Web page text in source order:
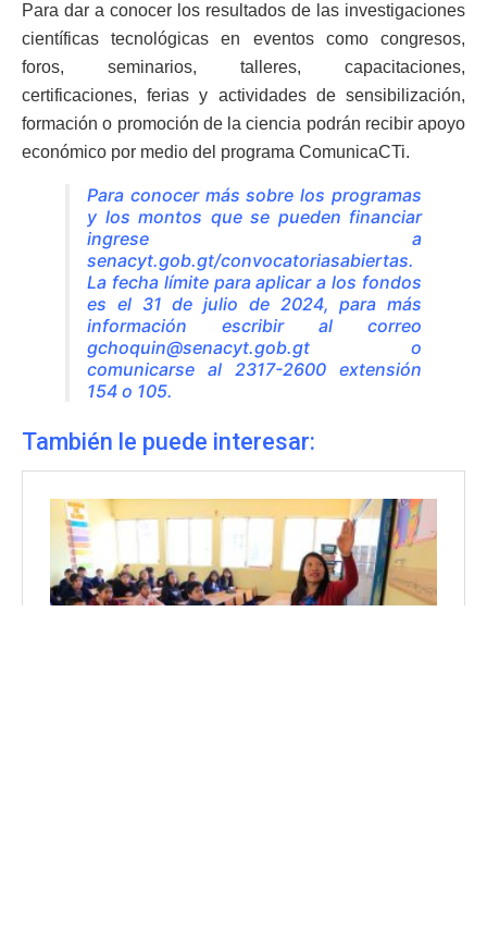
Para dar a conocer los resultados de las investigaciones
científicas tecnológicas en eventos como congresos,
foros, seminarios, talleres, capacitaciones,
certificaciones, ferias y actividades de sensibilización,
formación o promoción de la ciencia podrán recibir apoyo
económico por medio del programa ComunicaCTi.
Para conocer más sobre los programas
y los montos que se pueden financiar
ingrese a
senacyt.gob.gt/convocatoriasabiertas.
La fecha límite para aplicar a los fondos
es el 31 de julio de 2024, para más
información escribir al correo
gchoquin@senacyt.gob.gt o
comunicarse al 2317-2600 extensión
154 o 105.
También le puede interesar: